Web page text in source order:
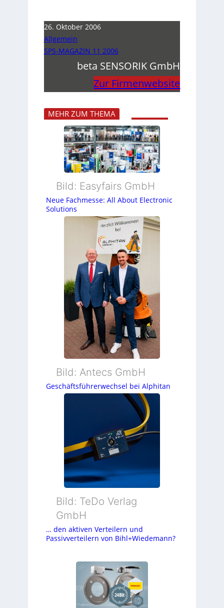
26. Oktober 2006
Allgemein
SPS-MAGAZIN 11 2006
beta SENSORIK GmbH
Zur Firmenwebsite
MEHR ZUM THEMA
Bild: Easyfairs GmbH
Neue Fachmesse: All About Electronic
Solutions
Bild: Antecs GmbH
Geschäftsführerwechsel bei Alphitan
Bild: TeDo Verlag
GmbH
… den aktiven Verteilern und
Passivverteilern von Bihl+Wiedemann?